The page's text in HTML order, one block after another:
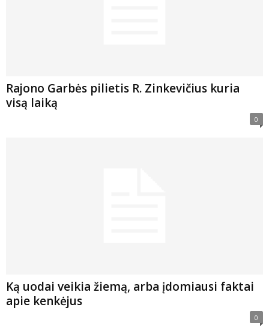
Rajono Garbės pilietis R. Zinkevičius kuria
visą laiką
0
Ką uodai veikia žiemą, arba įdomiausi faktai
apie kenkėjus
0